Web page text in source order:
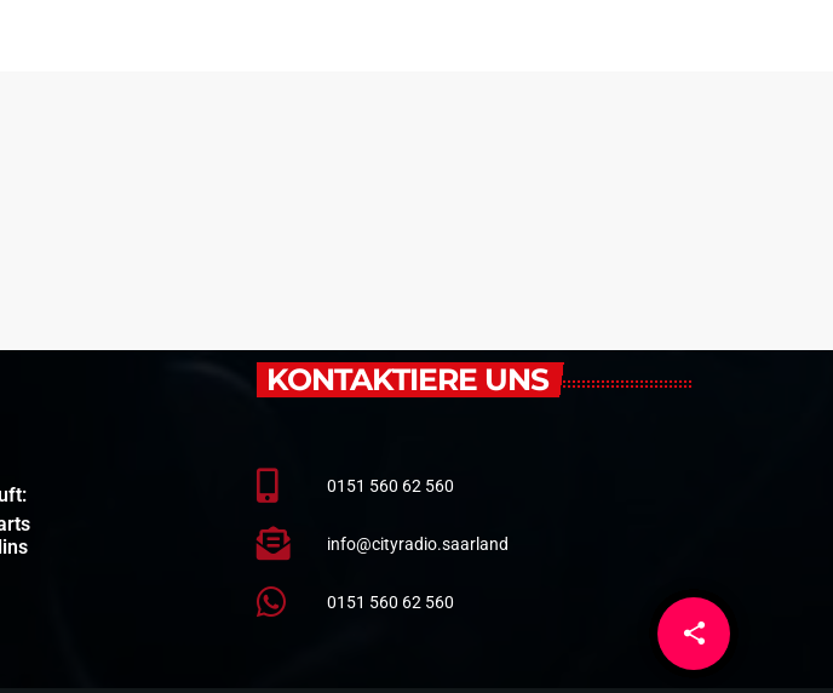
share
email
KONTAKTIERE UNS
0151 560 62 560
info@cityradio.saarland
0151 560 62 560